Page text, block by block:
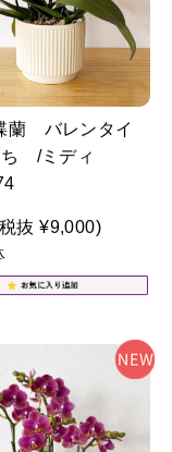
蘭 バレンタイ
ち /ミディ
抜 ¥9,000)